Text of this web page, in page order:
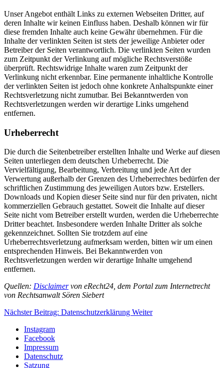
Unser Angebot enthält Links zu externen Webseiten Dritter, auf
deren Inhalte wir keinen Einfluss haben. Deshalb können wir für
diese fremden Inhalte auch keine Gewähr übernehmen. Für die
Inhalte der verlinkten Seiten ist stets der jeweilige Anbieter oder
Betreiber der Seiten verantwortlich. Die verlinkten Seiten wurden
zum Zeitpunkt der Verlinkung auf mögliche Rechtsverstöße
überprüft. Rechtswidrige Inhalte waren zum Zeitpunkt der
Verlinkung nicht erkennbar. Eine permanente inhaltliche Kontrolle
der verlinkten Seiten ist jedoch ohne konkrete Anhaltspunkte einer
Rechtsverletzung nicht zumutbar. Bei Bekanntwerden von
Rechtsverletzungen werden wir derartige Links umgehend
entfernen.
Urheberrecht
Die durch die Seitenbetreiber erstellten Inhalte und Werke auf diesen
Seiten unterliegen dem deutschen Urheberrecht. Die
Vervielfältigung, Bearbeitung, Verbreitung und jede Art der
Verwertung außerhalb der Grenzen des Urheberrechtes bedürfen der
schriftlichen Zustimmung des jeweiligen Autors bzw. Erstellers.
Downloads und Kopien dieser Seite sind nur für den privaten, nicht
kommerziellen Gebrauch gestattet. Soweit die Inhalte auf dieser
Seite nicht vom Betreiber erstellt wurden, werden die Urheberrechte
Dritter beachtet. Insbesondere werden Inhalte Dritter als solche
gekennzeichnet. Sollten Sie trotzdem auf eine
Urheberrechtsverletzung aufmerksam werden, bitten wir um einen
entsprechenden Hinweis. Bei Bekanntwerden von
Rechtsverletzungen werden wir derartige Inhalte umgehend
entfernen.
Quellen: Disclaimervon eRecht24, dem Portal zum Internetrecht
von Rechtsanwalt Sören Siebert
Nächster Beitrag: Datenschutz­erklärung Weiter
Instagram
Facebook
Impressum
Datenschutz
Satzung